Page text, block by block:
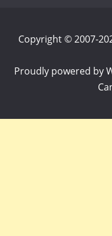
Copyright © 2007-
Proudly powered by